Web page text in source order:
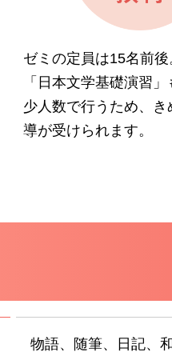
ゼミの定員は15名前
「日本文学基礎演習
少人数で行うため、き
導が受けられます。
物語、随筆、日記、